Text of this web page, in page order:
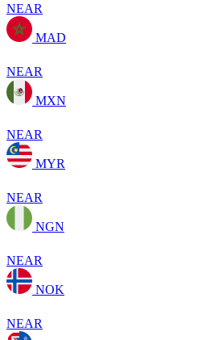
NEAR
MAD
NEAR
MXN
NEAR
MYR
NEAR
NGN
NEAR
NOK
NEAR